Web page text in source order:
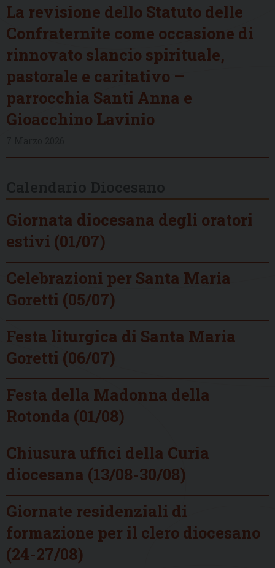
La revisione dello Statuto delle
Confraternite come occasione di
rinnovato slancio spirituale,
pastorale e caritativo –
parrocchia Santi Anna e
Gioacchino Lavinio
Giornata diocesana degli oratori
estivi (01/07)
Celebrazioni per Santa Maria
Goretti (05/07)
Festa liturgica di Santa Maria
Goretti (06/07)
Festa della Madonna della
Rotonda (01/08)
Chiusura uffici della Curia
diocesana (13/08-30/08)
Giornate residenziali di
formazione per il clero diocesano
(24-27/08)